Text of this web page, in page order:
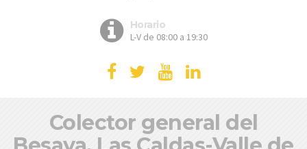
Horario
L-V de 08:00 a 19:30
Colector general del